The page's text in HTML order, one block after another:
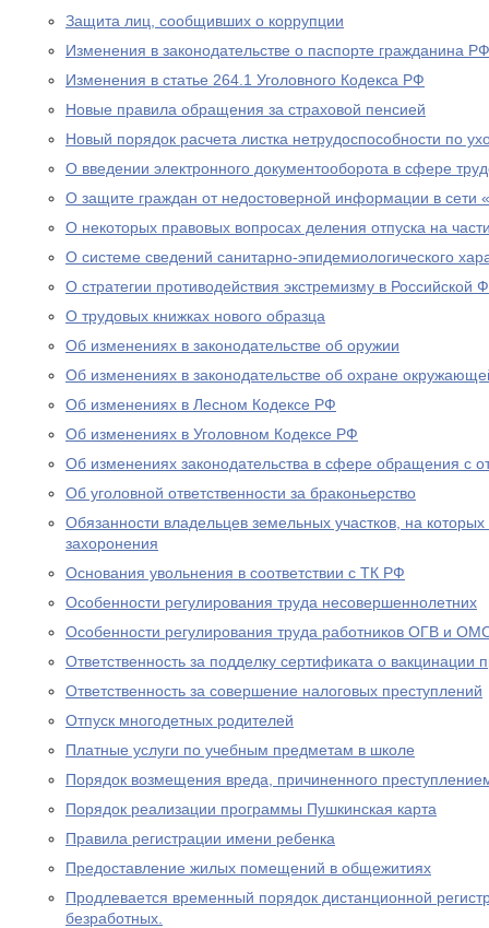
Защита лиц, сообщивших о коррупции
Изменения в законодательстве о паспорте гражданина РФ
Изменения в статье 264.1 Уголовного Кодекса РФ
Новые правила обращения за страховой пенсией
Новый порядок расчета листка нетрудоспособности по
О введении электронного документооборота в сфере
О защите граждан от недостоверной информации в сети
О некоторых правовых вопросах деления отпуска на
О системе сведений санитарно-эпидемиологического
О стратегии противодействия экстремизму в Российской
О трудовых книжках нового образца
Об изменениях в законодательстве об оружии
Об изменениях в законодательстве об охране
Об изменениях в Лесном Кодексе РФ
Об изменениях в Уголовном Кодексе РФ
Об изменениях законодательства в сфере обращения с
Об уголовной ответственности за браконьерство
Обязанности владельцев земельных участков, на
захоронения
Основания увольнения в соответствии с ТК РФ
Особенности регулирования труда несовершеннолетних
Особенности регулирования труда работников ОГВ и
Ответственность за подделку сертификата о вакцинации
Ответственность за совершение налоговых преступлений
Отпуск многодетных родителей
Платные услуги по учебным предметам в школе
Порядок возмещения вреда, причиненного
Порядок реализации программы Пушкинская карта
Правила регистрации имени ребенка
Предоставление жилых помещений в общежитиях
Продлевается временный порядок дистанционной
безработных.